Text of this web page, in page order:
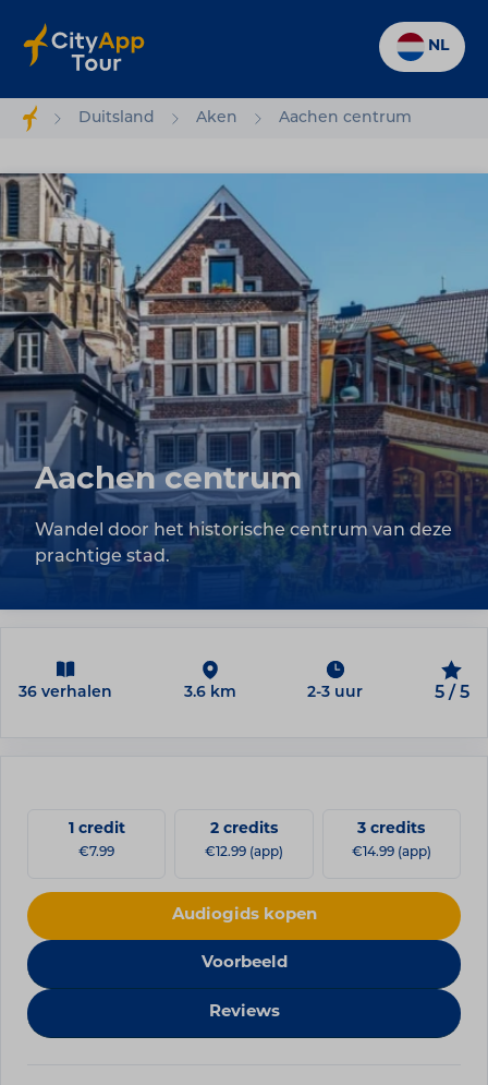
NL
Duitsland Aken Aachen centrum
Aachen centrum
Wandel door het historische centrum van deze
prachtige stad.
36 verhalen 3.6 km 2-3 uur 5 / 5
1 credit
€7.99
2 credits
€12.99 (app)
3 credits
€14.99 (app)
Audiogids kopen
Voorbeeld
Reviews